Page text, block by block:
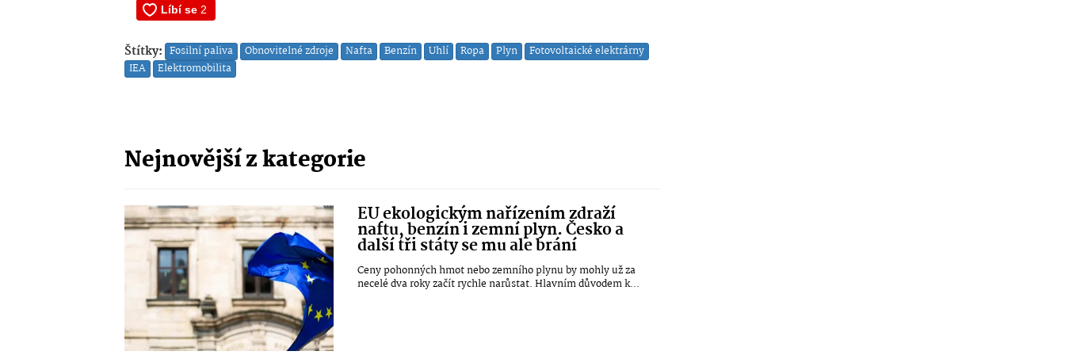
Štítky: Fosilní paliva Obnovitelné zdroje Nafta Benzín Uhlí Ropa Plyn
Fotovoltaické elektrárny
IEA
Elektromobilita
Nejnovější z kategorie
EU ekologickým nařízením zdraží
naftu, benzín i zemní plyn. Česko a
další tři státy se mu ale brání
Ceny pohonných hmot nebo zemního plynu by mohly už za
necelé dva roky začít rychle narůstat. Hlavním důvodem k...